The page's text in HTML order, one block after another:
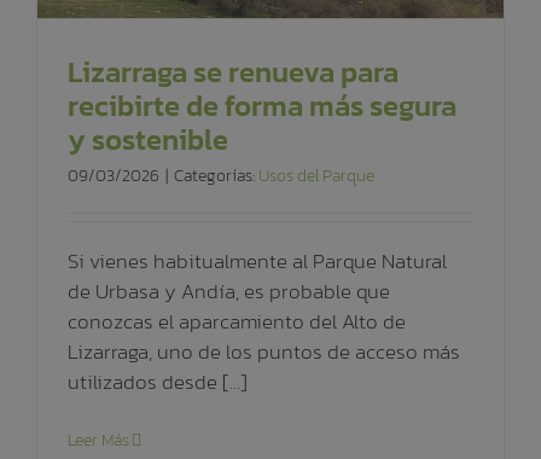
Lizarraga se renueva para
recibirte de forma más segura
y sostenible
09/03/2026 | Categorías:Usos del Parque
Si vienes habitualmente al Parque Natural
de Urbasa y Andía, es probable que
conozcas el aparcamiento del Alto de
Lizarraga, uno de los puntos de acceso más
utilizados desde [...]
Leer Más